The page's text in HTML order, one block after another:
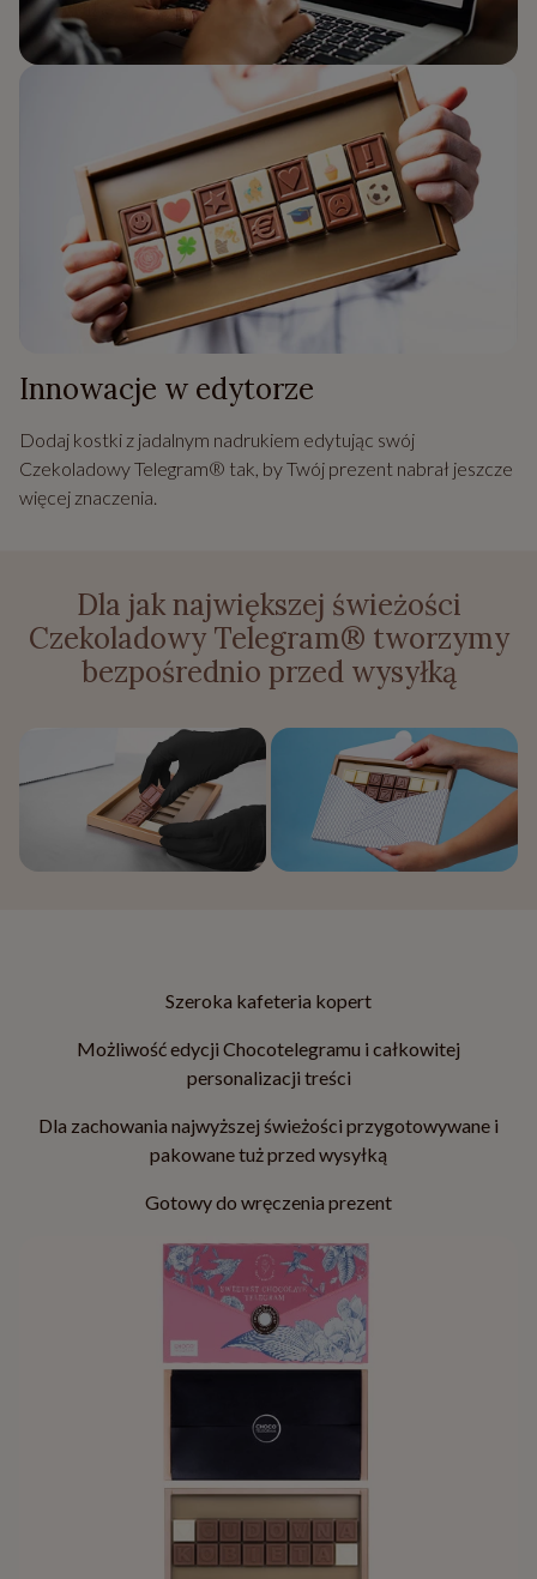
Innowacje w edytorze
Dodaj kostki z jadalnym nadrukiem edytując swój
Czekoladowy Telegram® tak, by Twój prezent nabrał jeszcze
więcej znaczenia.
Dla jak największej świeżości
Czekoladowy Telegram® tworzymy
bezpośrednio przed wysyłką
Szeroka kafeteria kopert
Możliwość edycji Chocotelegramu i całkowitej
personalizacji treści
Dla zachowania najwyższej świeżości przygotowywane i
pakowane tuż przed wysyłką
Gotowy do wręczenia prezent